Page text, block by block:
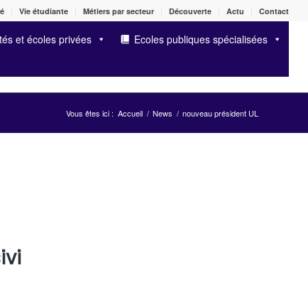
Vie étudiante Métiers par secteur Découverte Actu Contact
et écoles privées Ecoles publiques spécialisées
Vous êtes ici : Accueil / News / nouveau président UL